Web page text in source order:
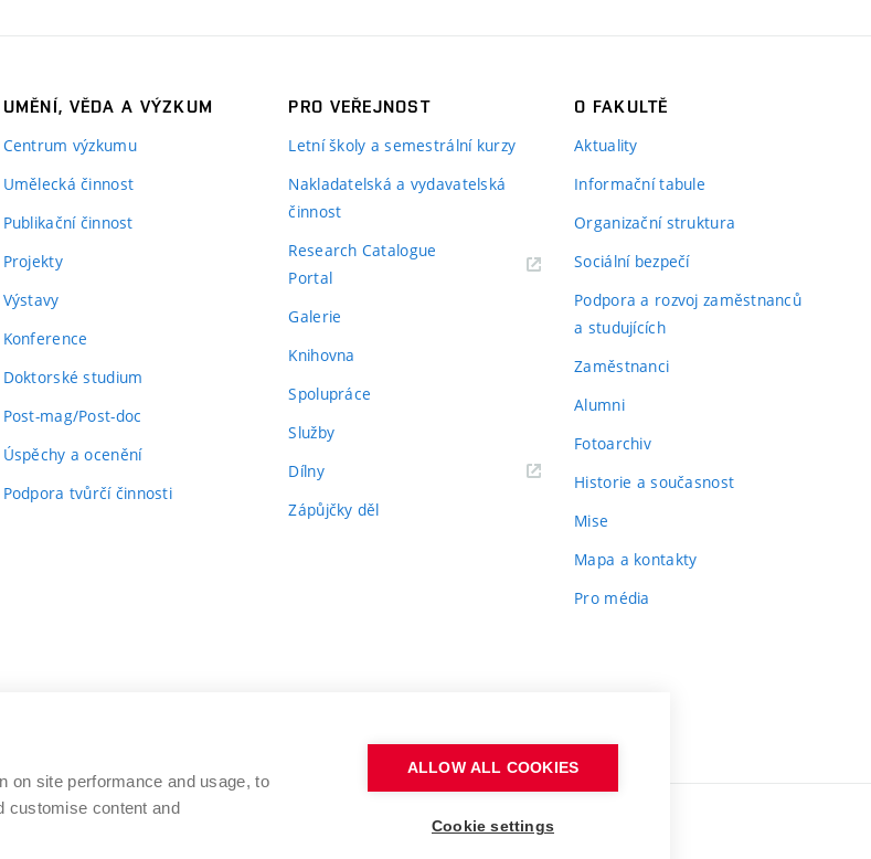
UMĚNÍ, VĚDA A VÝZKUM
Centrum výzkumu
Umělecká činnost
Publikační činnost
Projekty
Výstavy
Konference
Doktorské studium
Post-mag/Post-doc
Úspěchy a ocenění
Podpora tvůrčí činnosti
PRO VEŘEJNOST
Letní školy a semestrální kurzy
Nakladatelská a vydavatelská
činnost
Research Catalogue
Portal
Galerie
Knihovna
Spolupráce
Služby
Dílny
Zápůjčky děl
O FAKULTĚ
Aktuality
Informační tabule
Organizační struktura
Sociální bezpečí
Podpora a rozvoj zaměstnanců
a studujících
Zaměstnanci
Alumni
Fotoarchiv
Historie a současnost
Mise
Mapa a kontakty
Pro média
on site performance and usage, to
customise content and
ALLOW ALL COOKIES
Cookie settings